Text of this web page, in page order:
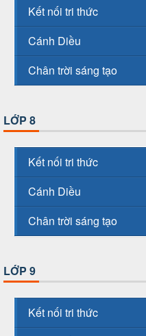
Kết nối tri thức
Cánh Diều
Chân trời sáng tạo
LỚP 8
Kết nối tri thức
Cánh Diều
Chân trời sáng tạo
LỚP 9
Kết nối tri thức